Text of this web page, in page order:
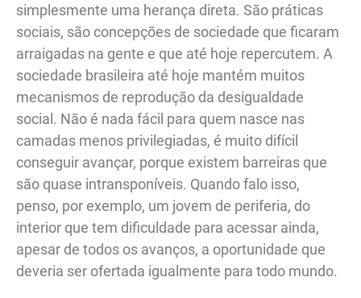
simplesmente uma herança direta. São práticas
sociais, são concepções de sociedade que ficaram
arraigadas na gente e que até hoje repercutem. A
sociedade brasileira até hoje mantém muitos
mecanismos de reprodução da desigualdade
social. Não é nada fácil para quem nasce nas
camadas menos privilegiadas, é muito difícil
conseguir avançar, porque existem barreiras que
são quase intransponíveis. Quando falo isso,
penso, por exemplo, um jovem de periferia, do
interior que tem dificuldade para acessar ainda,
apesar de todos os avanços, a oportunidade que
deveria ser ofertada igualmente para todo mundo.